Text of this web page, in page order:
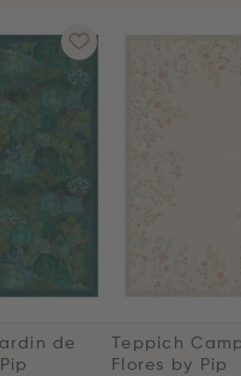
de
Teppich
Flores by Pip